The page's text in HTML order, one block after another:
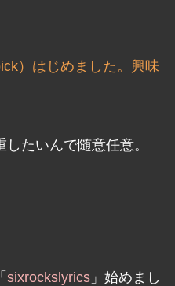
）はじめました。興味
したいんで随意任意。
sixrockslyrics」始めまし